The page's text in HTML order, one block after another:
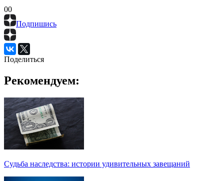
00
Подпишись
Поделиться
Рекомендуем:
Судьба наследства: истории удивительных завещаний